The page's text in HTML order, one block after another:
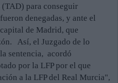
para conseguir
denegadas, y ante el
de Madrid, que
Así, el Juzgado de lo
sentencia, acordó
por la LFP por el que
a la LFP del Real Murcia",